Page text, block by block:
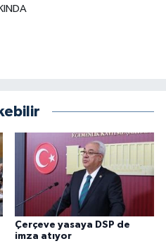
Çerçeve yasaya DSP de
imza atıyor